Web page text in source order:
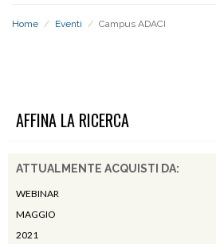
Home / Eventi / Campus ADACI
AFFINA LA RICERCA
ATTUALMENTE ACQUISTI DA:
WEBINAR
MAGGIO
2021